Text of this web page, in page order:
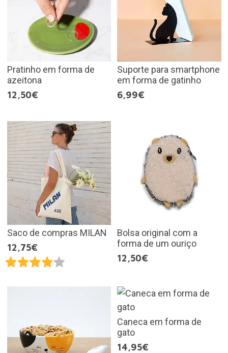
Pratinho em forma de
azeitona
12,50€
Suporte para smartphone
em forma de gatinho
6,99€
Saco de compras MILAN
12,75€
Bolsa original com a
forma de um ouriço
12,50€
Caneca em forma de
gato
14,95€